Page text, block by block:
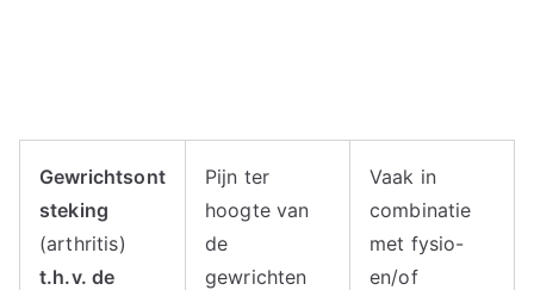
er
ap
ie
Gewrichtsont
steking
(arthritis)
t.h.v. de
Pijn ter
hoogte van
de
gewrichten
Vaak in
combinatie
met fysio-
en/of